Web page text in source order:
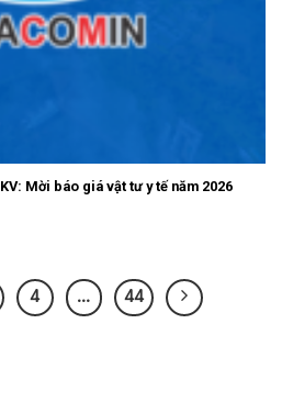
Mời báo giá vật tư y tế năm 2026
4 … 44